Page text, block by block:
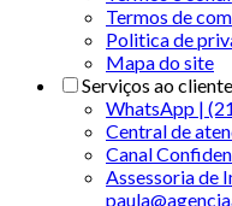
Termos de
Politica de
Mapa do site
Serviços ao cliente
WhatsApp |
Central de
Canal
Assessoria de